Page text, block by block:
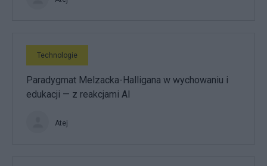
Technologie
Paradygmat Melzacka-Halligana w wychowaniu i
edukacji — z reakcjami AI
Atej